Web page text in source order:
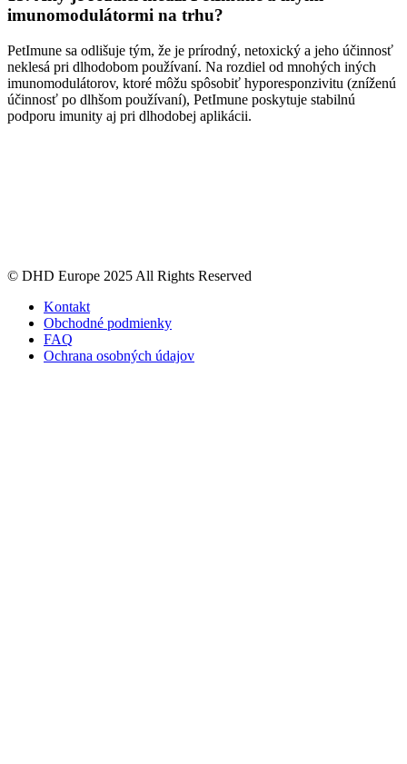
imunomodulátormi na trhu?
PetImune sa odlišuje tým, že je prírodný, netoxický a jeho účinnosť
neklesá pri dlhodobom používaní. Na rozdiel od mnohých iných
imunomodulátorov, ktoré môžu spôsobiť hyporesponzivitu (zníženú
účinnosť po dlhšom používaní), PetImune poskytuje stabilnú
podporu imunity aj pri dlhodobej aplikácii.
© DHD Europe 2025 All Rights Reserved
Kontakt
Obchodné podmienky
FAQ
Ochrana osobných údajov